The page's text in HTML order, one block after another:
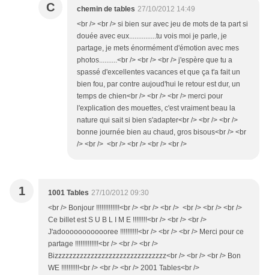
C chemin de tables 27/10/2012 14:49
<br /> <br /> si bien sur avec jeu de mots de ta part si
douée avec eux...............tu vois moi je parle, je
partage, je mets énormément d'émotion avec mes
photos..........<br /> <br /> <br /> j'espère que tu a
spassé d'excellentes vacances et que ça t'a fait un
bien fou, par contre aujoud'hui le retour est dur, un
temps de chien<br /> <br /> <br /> merci pour
l'explication des mouettes, c'est vraiment beau la
nature qui sait si bien s'adapter<br /> <br /> <br />
bonne journée bien au chaud, gros bisous<br /> <br
/> <br /> <br /> <br /> <br /> <br />
1 1001 Tables 27/10/2012 09:30
<br /> Bonjour !!!!!!!!!!!!!<br /> <br /> <br /> <br /> <br /> <br />
Ce billet est S U B L I M E !!!!!!!!<br /> <br /> <br />
J'adoooooooooooree !!!!!!!!!!<br /> <br /> <br /> Merci pour ce
partage !!!!!!!!!!!!!<br /> <br /> <br />
Bizzzzzzzzzzzzzzzzzzzzzzzzzzzzzzz<br /> <br /> <br /> Bon
WE !!!!!!!!!!<br /> <br /> <br /> 2001 Tables<br />